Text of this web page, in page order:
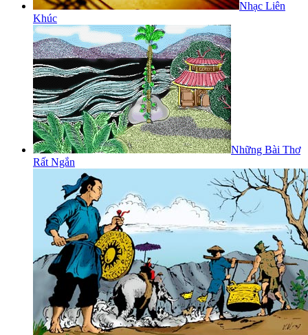
Nhạc Liên
Khúc
Những Bài Thơ
Rất Ngắn